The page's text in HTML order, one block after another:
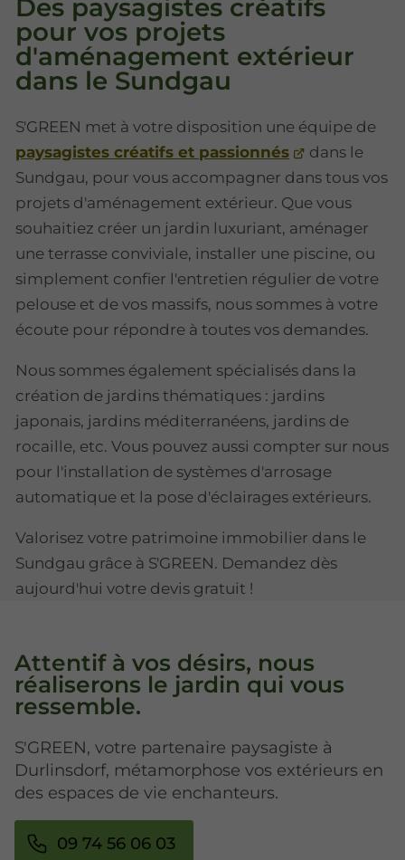
Des paysagistes créatifs
pour vos projets
d'aménagement extérieur
dans le Sundgau
S'GREEN met à votre disposition une équipe de
paysagistes créatifs et passionnés
dans le
Sundgau, pour vous accompagner dans tous vos
projets d'aménagement extérieur. Que vous
souhaitiez créer un jardin luxuriant, aménager
une terrasse conviviale, installer une piscine, ou
simplement confier l'entretien régulier de votre
pelouse et de vos massifs, nous sommes à votre
écoute pour répondre à toutes vos demandes.
Nous sommes également spécialisés dans la
création de jardins thématiques : jardins
japonais, jardins méditerranéens, jardins de
rocaille, etc. Vous pouvez aussi compter sur nous
pour l'installation de systèmes d'arrosage
automatique et la pose d'éclairages extérieurs.
Valorisez votre patrimoine immobilier dans le
Sundgau grâce à S'GREEN. Demandez dès
aujourd'hui votre devis gratuit !
Attentif à vos désirs, nous
réaliserons le jardin qui vous
ressemble.
S'GREEN, votre partenaire paysagiste à
Durlinsdorf, métamorphose vos extérieurs en
des espaces de vie enchanteurs.
09 74 56 06 03